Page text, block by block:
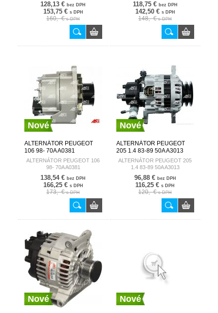
128,13 € bez DPH
153,75 € s DPH
160,- €s DPH
118,75 € bez DPH
142,50 € s DPH
148,- €s DPH
Nové
ALTERNÁTOR PEUGEOT
106 98- 70A A0381
AUTOSTARTER
ALTERNÁTOR PEUGEOT 106
98- 70A A0381
138,54 € bez DPH
166,25 € s DPH
173,- €s DPH
Nové
ALTERNÁTOR PEUGEOT
205 1.4 83-89 50A A3013
AUTOSTARTER
ALTERNÁTOR PEUGEOT 205
1.4 83-89 50A A3013
96,88 € bez DPH
116,25 € s DPH
120,- €s DPH
Nové Nové